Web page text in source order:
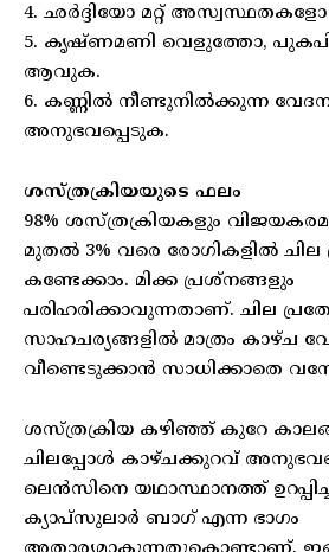
4. ഛര്‍ദ്ദിയോ മറ്റ്
5. കൃഷ്ണമണി വെളുത്തോ,
ആവുക.
6. കണ്ണില്‍ നീണ്ടുനില്‍ക്കുന്ന
അനുഭവപ്പെടുക.
ശസ്ത്രക്രിയയുടെ ഫലം
98% ശസ്ത്രക്രിയകളും
മുതല്‍ 3% വരെ രോഗികളില്‍
കണ്ടേക്കാം. മിക്ക പ്രശ്നങ്ങളും
പരിഹരിക്കാവുന്നതാണ്. ചില
സാഹചര്യങ്ങളില്‍ മാത്രം കാഴ്ച
വീണ്ടെടുക്കാന്‍ സാധിക്കാതെ
ശസ്ത്രക്രിയ കഴിഞ്ഞ് കുറേ
ചിലപ്പോള്‍ കാഴ്ചക്കുറവ്
ലെന്‍സിനെ യഥാസ്ഥാനത്ത്
ക്യാപ്സുലാര്‍ ബാഗ് എന്ന ഭാഗം